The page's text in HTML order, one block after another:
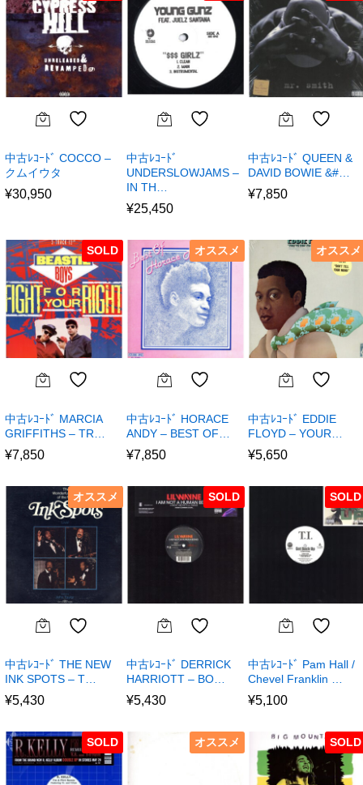
中古ﾚｺｰﾄﾞ COCCO –
クムイウタ
¥30,950
中古ﾚｺｰﾄﾞ
UNDERSLOWJAMS –
IN TH…
¥25,450
中古ﾚｺｰﾄﾞ QUEEN &
DAVID BOWIE &#…
¥7,850
SOLD
中古ﾚｺｰﾄﾞ MARCIA
GRIFFITHS – TR…
¥7,850
オススメ
中古ﾚｺｰﾄﾞ HORACE
ANDY – BEST OF…
¥7,850
オススメ
中古ﾚｺｰﾄﾞ EDDIE
FLOYD – YOUR…
¥5,650
オススメ
中古ﾚｺｰﾄﾞ THE NEW
INK SPOTS – T…
¥5,430
SOLD
中古ﾚｺｰﾄﾞ DERRICK
HARRIOTT – BO…
¥5,430
SOLD
中古ﾚｺｰﾄﾞ Pam Hall /
Chevel Franklin …
¥5,100
SOLD オススメ SOLD